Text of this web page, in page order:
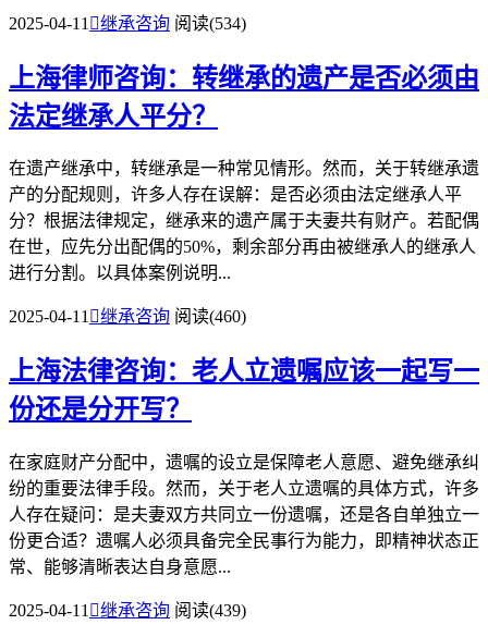
2025-04-11 继承咨询 阅读(534)
上海律师咨询：转继承的遗产是否必须由
法定继承人平分？
在遗产继承中，转继承是一种常见情形。然而，关于转继承遗
产的分配规则，许多人存在误解：是否必须由法定继承人平
分？根据法律规定，继承来的遗产属于夫妻共有财产。若配偶
在世，应先分出配偶的50%，剩余部分再由被继承人的继承人
进行分割。以具体案例说明...
2025-04-11继承咨询 阅读(460)
上海法律咨询：老人立遗嘱应该一起写一
份还是分开写？
在家庭财产分配中，遗嘱的设立是保障老人意愿、避免继承纠
纷的重要法律手段。然而，关于老人立遗嘱的具体方式，许多
人存在疑问：是夫妻双方共同立一份遗嘱，还是各自单独立一
份更合适？遗嘱人必须具备完全民事行为能力，即精神状态正
常、能够清晰表达自身意愿...
2025-04-11 继承咨询 阅读(439)